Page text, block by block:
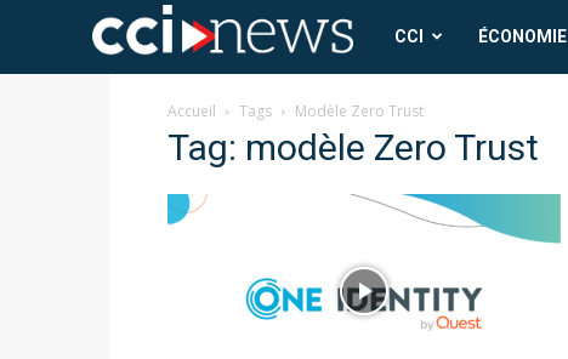
CCI
News
CCI ÉCONOMIE
Accueil Tags Modèle Zero Trust
Tag: modèle Zero Trust